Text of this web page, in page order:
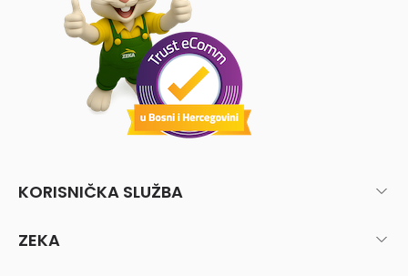
KORISNIČKA SLUŽBA
ZEKA